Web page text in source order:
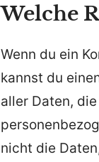
Welche
Wenn du ein
kannst du
aller Daten,
nicht die